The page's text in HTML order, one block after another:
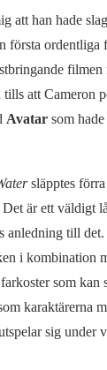
att han hade
första
filmen
att Cameron
Avatar som
släpptes
är ett väldigt
anledning till
i kombination
som kan
karaktärerna
sig under